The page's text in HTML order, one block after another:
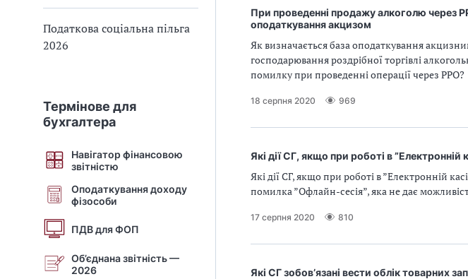
Податкова соціальна пільга
2026
Термінове для
бухгалтера
Навігатор фінансовою
звітністю
Оподаткування доходу
фізособи
ПДВ для ФОП
Об’єднана звітність —
2026
При проведенні продажу алкоголю через
оподаткування акцизом
Як визначається база оподаткування
господарювання роздрібної торгівлі
помилку при проведенні операції через РРО?
18 серпня 2020 969
Які дії СГ, якщо при роботі в
Які дії СГ, якщо при роботі в ”Електронній
помилка ”Офлайн-сесія”, яка не дає
17 серпня 2020 810
Які СГ зобов’язані вести облік товарних